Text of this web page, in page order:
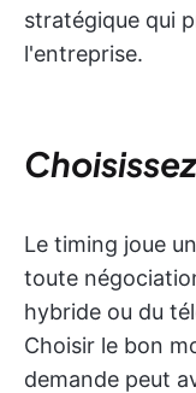
stratégique qui
l'entreprise.
Le timing joue
toute
hybride ou du
Choisir le bon
demande peut